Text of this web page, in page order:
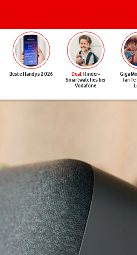
Beste Handys 2026 Deal: Kinder-
Smartwatches bei
Vodafone
Tarife